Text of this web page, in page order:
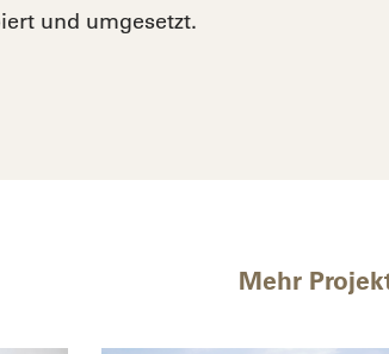
und umgesetzt.
Mehr